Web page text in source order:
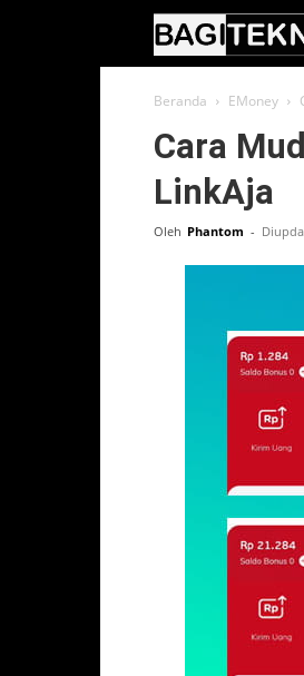
Beranda EMoney
Cara
LinkAja
Oleh Phantom -